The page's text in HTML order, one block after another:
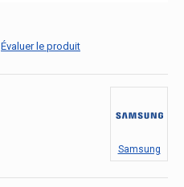
Évaluer le produit
Samsung